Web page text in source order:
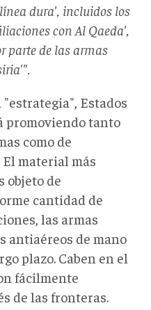
dura', incluidos los
con Al Qaeda',
parte de las armas
Estados
promoviendo tanto
como de
material más
objeto de
cantidad de
las armas
antiaéreos de mano
plazo. Caben en el
fácilmente
de las fronteras.